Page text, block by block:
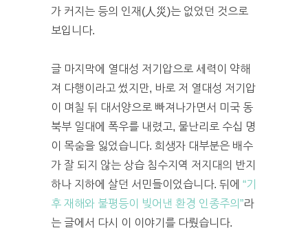
가 커지는 등의 인재(人災)는 없었던 것으로
보입니다.
글 마지막에 열대성 저기압으로 세력이 약해
져 다행이라고 썼지만, 바로 저 열대성 저기압
이 며칠 뒤 대서양으로 빠져나가면서 미국 동
북부 일대에 폭우를 내렸고, 물난리로 수십 명
이 목숨을 잃었습니다. 희생자 대부분은 배수
가 잘 되지 않는 상습 침수지역 저지대의 반지
하나 지하에 살던 서민들이었습니다. 뒤에 “기
후 재해와 불평등이 빚어낸 환경 인종주의”라
는 글에서 다시 이 이야기를 다뤘습니다.